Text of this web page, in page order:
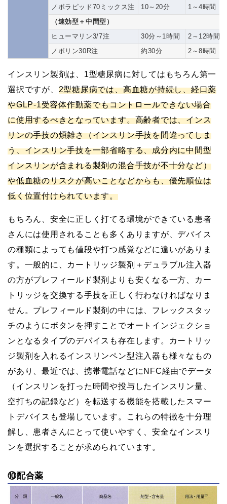
ノボラピッド70ミックス注
10～20分
1～4時間
（速効型＋中間型）
ヒューマリン3/7注
30分～1時間
2～12時間
ノボリン30R注
約30分 2～8時間
インスリン製剤は、1型糖尿病に対してはもちろん第一
選択ですが、 2型糖尿病では、高血糖が持続し、経口薬
やGLP-1受容体作動薬でもコントロールできない場合
に使用するべきとなっています。高齢者では、インス
リンの手技の煩雑さ（インスリン手技を間違ってしま
う、インスリン手技を一部省略する、成分内に中間型
インスリンが含まれる製剤の混合手技が不十分など）
や低血糖のリスクが高いことなどからも、優先順位は
低く位置付けられています。
もちろん、安全に正しく打てる環境ができている患者
さんには使用されることも多くありますが、デバイス
の種類によっても値段や打つ感覚などに違いがありま
す。一般的に、カートリッジ製剤＋デュラブル注入器
の方がプレフィールド製剤よりも安くなる一方、カー
トリッジを交換する手技を正しく行わなければなりま
せん。プレフィールド製剤の中には、フレックスタッ
チのようにボタンを押すことでオートインジェクショ
ンとなるタイプのデバイスも存在します。カートリッ
ジ製剤を入れるインスリンペン型注入器も様々なもの
があり、最近では、携帯電話などにNFC経由でデータ
（インスリンを打った時間や投与したインスリン量、
空打ちの記録など）を転送する機能を搭載したスマー
トデバイスも登場しています。これらの特徴を十分理
解し、患者さんにとって使いやすく、安全なインスリ
ンを選択することが求められています。
⑩配合薬